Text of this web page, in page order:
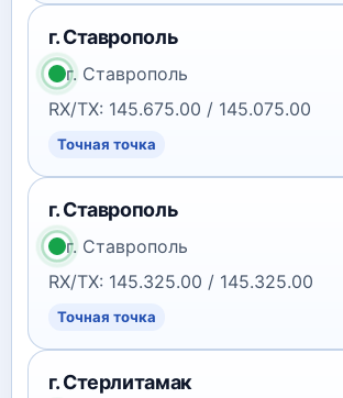
г. Ставрополь
г. Ставрополь
RX/TX: 145.675.00 / 145.075.00
Точная точка
г. Ставрополь
г. Ставрополь
RX/TX: 145.325.00 / 145.325.00
Точная точка
г. Стерлитамак